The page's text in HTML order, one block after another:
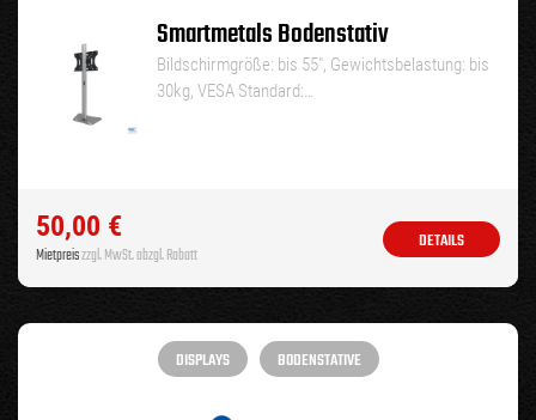
Smartmetals Bodenstativ
Bildschirmgröße: bis 55″, Gewichtsbelastung: bis
30kg, VESA Standard:…
50,00 €
Mietpreiszzgl. MwSt. abzgl. Rabatt
DETAILS
DISPLAYS BODENSTATIVE